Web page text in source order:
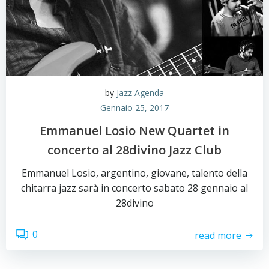
by Jazz Agenda
Gennaio 25, 2017
Emmanuel Losio New Quartet in
concerto al 28divino Jazz Club
Emmanuel Losio, argentino, giovane, talento della
chitarra jazz sarà in concerto sabato 28 gennaio al
28divino
0 read more